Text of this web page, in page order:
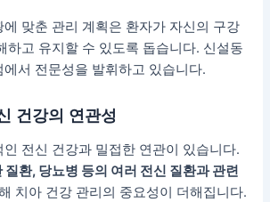
맞춘 관리 계획은 환자가 자신의 구강
하고 유지할 수 있도록 돕습니다. 신설동
서 전문성을 발휘하고 있습니다.
건강의 연관성
전신 건강과 밀접한 연관이 있습니다.
질환, 당뇨병 등의 여러 전신 질환과 관련
치아 건강 관리의 중요성이 더해집니다.